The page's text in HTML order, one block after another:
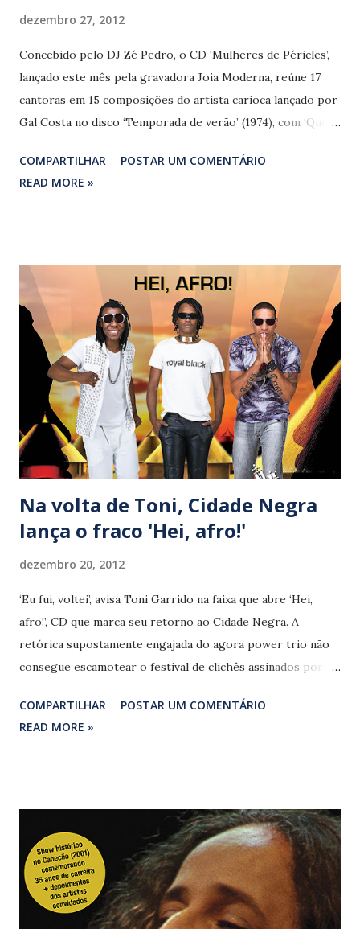
dezembro 27, 2012
Concebido pelo DJ Zé Pedro, o CD ‘Mulheres de Péricles’,
lançado este mês pela gravadora Joia Moderna, reúne 17
cantoras em 15 composições do artista carioca lançado por
Gal Costa no disco ‘Temporada de verão’ (1974), com ‘Quem
se sai bem longe do universo lúdico característico da obra
de Marcelo Jeneci. Coprodutora da faixa, ao lado de
‘Clariô’, que ganha boa versão das cantoras Marietta Vidal e
Miarah Rocha, embora a faixa produzida por Bruno Buarque
e MAU não chegue perto da vivaz gravação da baiana,
sobretudo do registro lançado em compacto duplo, que
trazia também ‘Negro amor’. A versão em português
assinada por Péricles e Caetano Veloso para It's All Over
Now, Baby Blue (Bob Dylan, 1965) é defendida por Karina
Buhr, que acertadamente passa lon...
COMPARTILHAR
POSTAR UM COMENTÁRIO
READ MORE »
Na volta de Toni, Cidade Negra
lança o fraco 'Hei, afro!'
dezembro 20, 2012
‘Eu fui, voltei’, avisa Toni Garrido na faixa que abre ‘Hei,
afro!’, CD que marca seu retorno ao Cidade Negra. A
retórica supostamente engajada do agora power trio não
consegue escamotear o festival de clichês assinados por
papagaio fala/ E garganta é bom com batata e agrião”, de
‘Só pra detonar’, “Se lembra do tempo da escravidão/ (o
pela qual os músicos passam. O que dizer de “perdemos o
tato, depois o contato/ magia e mago estão no poder”, de
‘Contato’ (Toni/ Bino/ Lazão/ Alexandre Carlo)?
Tampouco funciona a versão de ‘When love comes knockin’
(At your door)’ (Neil Sedaka/ Carole Bayer Sager),
COMPARTILHAR
POSTAR UM COMENTÁRIO
READ MORE »